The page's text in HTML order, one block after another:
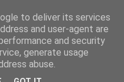
to deliver its services
and user-agent are
and security
generate usage
abuse.